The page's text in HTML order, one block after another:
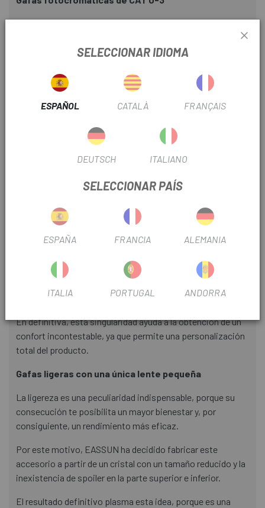
es fotocromático, adaptándose a la luminosidad ambiental
que exista en cada espacio abierto.
¿Qué significa esto? La lente se oscurecerá más o menos
automáticamente en función de la intensidad de los rayos
de luz que haya en cada situación determinada.
Su uso se recomienda para resguardar tus ojos de posibles
deslumbramientos y la fatiga posterior que conllevan
estos. Por lo tanto, es muy útil durante todo el año frente a
Nasal adaptable de máxima comodidad
Este diseño sobresale por el puente ajustable localizado en
cada individuo tiene.
En este sentido, esta capacidad se traduce en que sean
En definitiva, esta singularidad ayuda a la obtención de un
confort incontestable, ya que permite una personalización
total del producto.
Gafas ligeras con una única lente pequeña
La ligereza es una peculiaridad indispensable, porque su
consecución te posibilita un mayor bienestar y, por
consiguiente, un rendimiento más eficaz.
Por este motivo, EASSUN ha decidido fabricar este
accesorio a partir de un cristal con un tamaño reducido y la
inexistencia de spoiler en la parte superior e inferior.
El resultado definitivo plasma esta idea, porque es una
SELECCIONAR IDIOMA
ESPAÑOL CATALÀ FRANÇAIS
DEUTSCH ITALIANO
SELECCIONAR PAÍS
ESPAÑA FRANCIA ALEMANIA
ITALIA PORTUGAL ANDORRA